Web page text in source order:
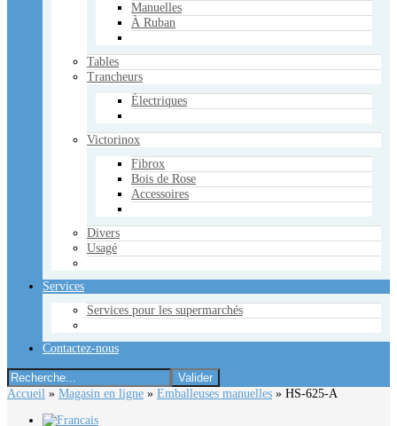
Manuelles
À Ruban
Tables
Trancheurs
Électriques
Victorinox
Fibrox
Bois de Rose
Accessoires
Divers
Usagé
Services
Services pour les supermarchés
Contactez-nous
Accueil » Magasin en ligne » Emballeuses manuelles » HS-625-A